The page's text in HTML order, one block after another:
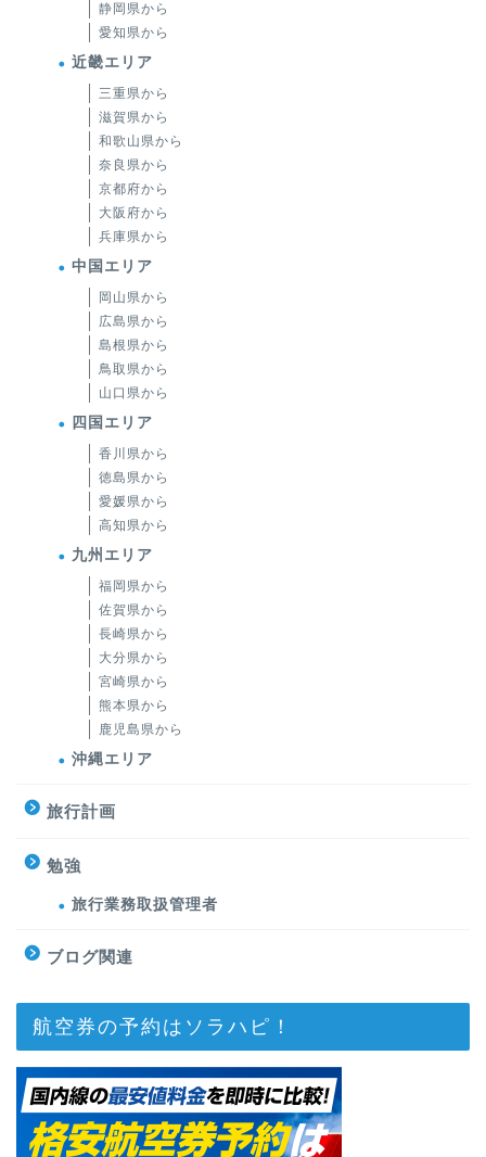
静岡県から
愛知県から
近畿エリア
三重県から
滋賀県から
和歌山県から
奈良県から
京都府から
大阪府から
兵庫県から
中国エリア
岡山県から
広島県から
島根県から
鳥取県から
山口県から
四国エリア
香川県から
徳島県から
愛媛県から
高知県から
九州エリア
福岡県から
佐賀県から
長崎県から
大分県から
宮崎県から
熊本県から
鹿児島県から
沖縄エリア
旅行計画
勉強
旅行業務取扱管理者
ブログ関連
航空券の予約はソラハピ！